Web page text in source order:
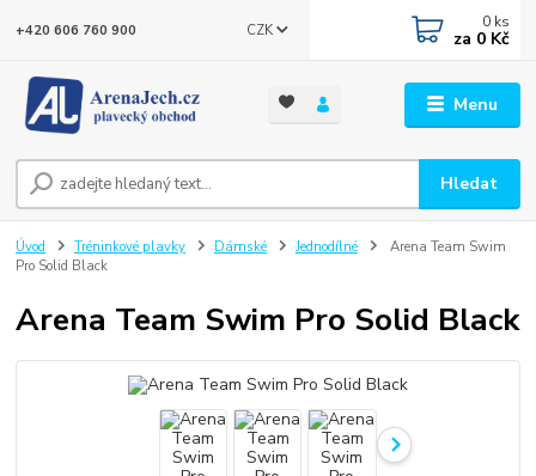
Menu
CZK
Hledat
+420 606 760 900 0 ks
za 0 Kč
Úvod Tréninkové plavky Dámské Jednodílné
Arena Team Swim
Pro Solid Black
Arena Team Swim Pro Solid Black